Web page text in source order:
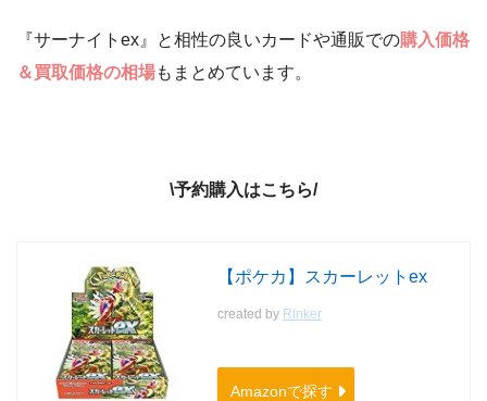
『サーナイトex』と相性の良いカードや通販での購入価格
＆買取価格の相場もまとめています。
\予約購入はこちら/
【ポケカ】スカーレットex
created by Rinker
Amazonで探す